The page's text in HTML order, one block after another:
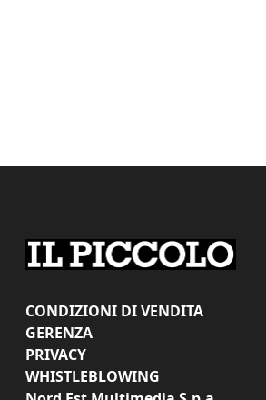
CONDIZIONI DI VENDITA
GERENZA
PRIVACY
WHISTLEBLOWING